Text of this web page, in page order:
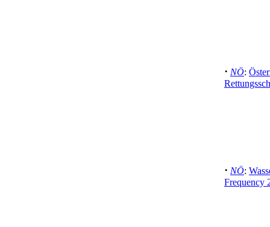
· NÖ:
· NÖ:
Frequency